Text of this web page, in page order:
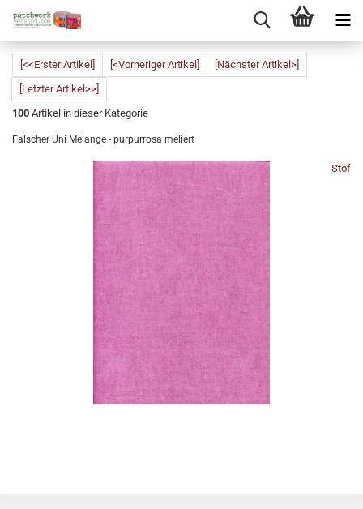
[<<Erster Artikel] [<Vorheriger Artikel]
[Nächster Artikel>]
[Letzter Artikel>>]
100 Artikel in dieser Kategorie
Falscher Uni Melange - purpurrosa meliert
Stof